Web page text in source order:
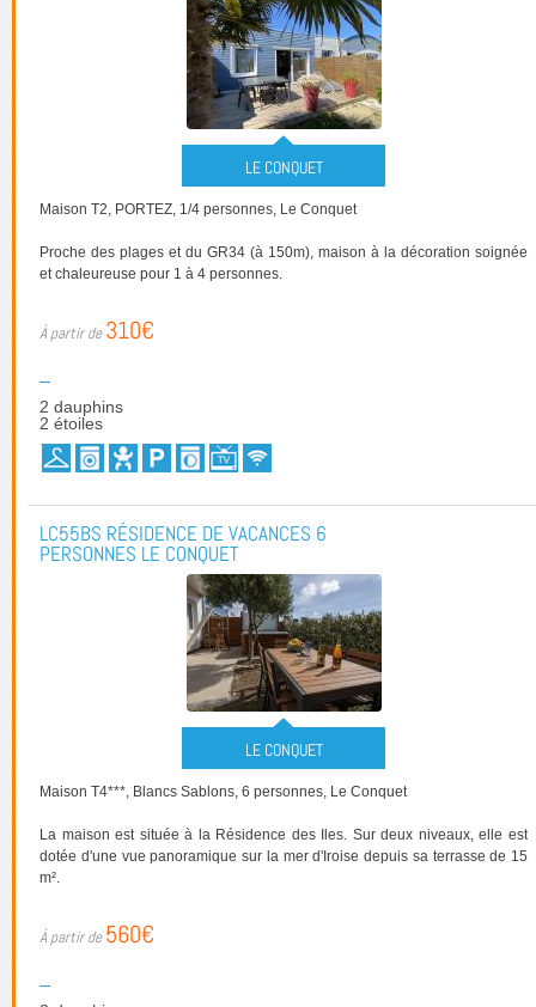
LE CONQUET
Maison T2, PORTEZ, 1/4 personnes, Le Conquet
Proche des plages et du GR34 (à 150m), maison à la décoration soignée
et chaleureuse pour 1 à 4 personnes.
310€
2 dauphins
2 étoiles
LC55BS RÉSIDENCE DE VACANCES 6
PERSONNES LE CONQUET
LE CONQUET
Maison T4***, Blancs Sablons, 6 personnes, Le Conquet
La maison est située à la Résidence des Iles. Sur deux niveaux, elle est
dotée d'une vue panoramique sur la mer d'Iroise depuis sa terrasse de 15
m².
560€